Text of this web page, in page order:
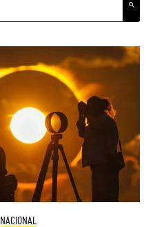
NACIONAL